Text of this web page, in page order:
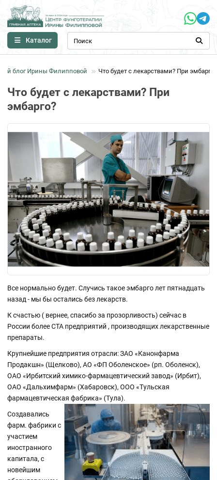
Каталог
блог Ирины Филипповой Что будет с лекарствами? При эмбарго?
Что будет с лекарствами? При
эмбарго?
Все нормально будет. Случись такое эмбарго лет пятнадцать
назад - мы бы остались без лекарств.
К счастью ( вернее, спасибо за прозорливость) сейчас в
России более СТА предприятий , производящих лекарственные
препараты.
Крупнейшие предприятия отрасли: ЗАО «Канонфарма
Продакшн» (Щелково), АО «ФП Оболенское» (рп. Оболенск),
ОАО «Ирбитский химико-фармацевтический завод» (Ирбит),
ОАО «Дальхимфарм» (Хабаровск), ООО «Тульская
фармацевтическая фабрика» (Тула).
Создавались
фарм. фабрики с
участием
иностранного
капитала, с
новейшим